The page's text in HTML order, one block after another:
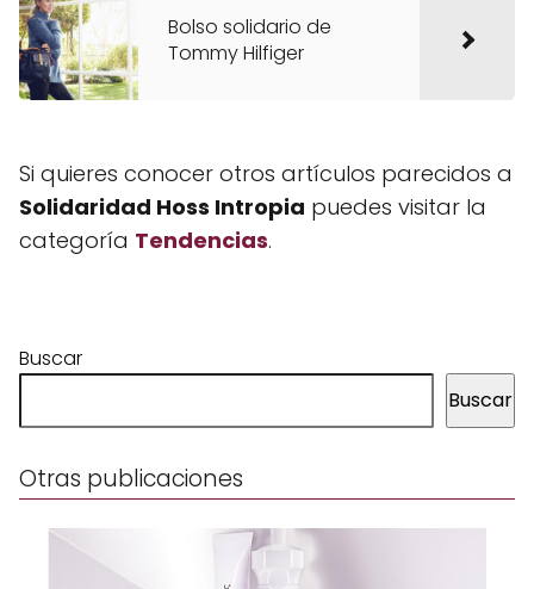
Bolso solidario de
Tommy Hilfiger
Si quieres conocer otros artículos parecidos a
Solidaridad Hoss Intropia puedes visitar la
categoría Tendencias.
Buscar
Buscar
Otras publicaciones